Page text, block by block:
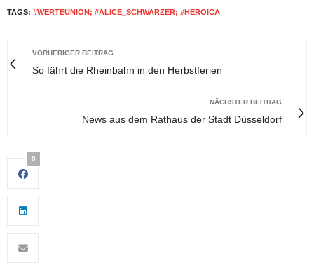
TAGS: #WERTEUNION; #ALICE_SCHWARZER; #HEROICA
VORHERIGER BEITRAG
So fährt die Rheinbahn in den Herbstferien
NÄCHSTER BEITRAG
News aus dem Rathaus der Stadt Düsseldorf
0